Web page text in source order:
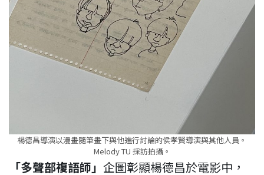
楊德昌導演以漫畫隨筆畫下與他進行討論的侯孝賢導演與其他人員。
Melody TU 採訪拍攝。
「多聲部複語師」 企圖彰顯楊德昌於電影中，